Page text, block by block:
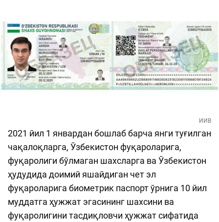
ИИВ
2021 йил 1 январдан бошлаб барча янги туғилган
чақалоқларга, Ўзбекистон фуқароларига,
фуқаролиги бўлмаган шахсларга ва Ўзбекистон
ҳудудида доимий яшайдиган чет эл
фуқароларига биометрик паспорт ўрнига 10 йил
муддатга ҳужжат эгасининг шахсини ва
фуқаролигини тасдиқловчи ҳужжат сифатида